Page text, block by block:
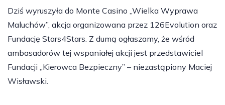
Dziś wyruszyła do Monte Casino „Wielka Wyprawa
Maluchów”, akcja organizowana przez 126Evolution oraz
Fundację Stars4Stars. Z dumą ogłaszamy, że wśród
ambasadorów tej wspaniałej akcji jest przedstawiciel
Fundacji „Kierowca Bezpieczny” – niezastąpiony Maciej
Wisławski.